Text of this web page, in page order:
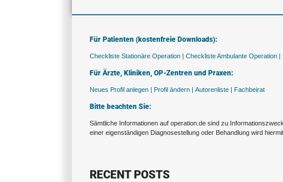
Für Patienten (kostenfreie Downloads):
Checkliste Stationäre Operation | Checkliste Ambulante Operation |
Für Ärzte, Kliniken, OP-Zentren und Praxen:
Neues Profil anlegen | Profil ändern | Autorenliste | Fachbeirat
Bitte beachten Sie:
Sämtliche Informationen auf operation.de sind zu
einer eigenständigen Diagnosestellung oder Behandlung wird
RECENT POSTS